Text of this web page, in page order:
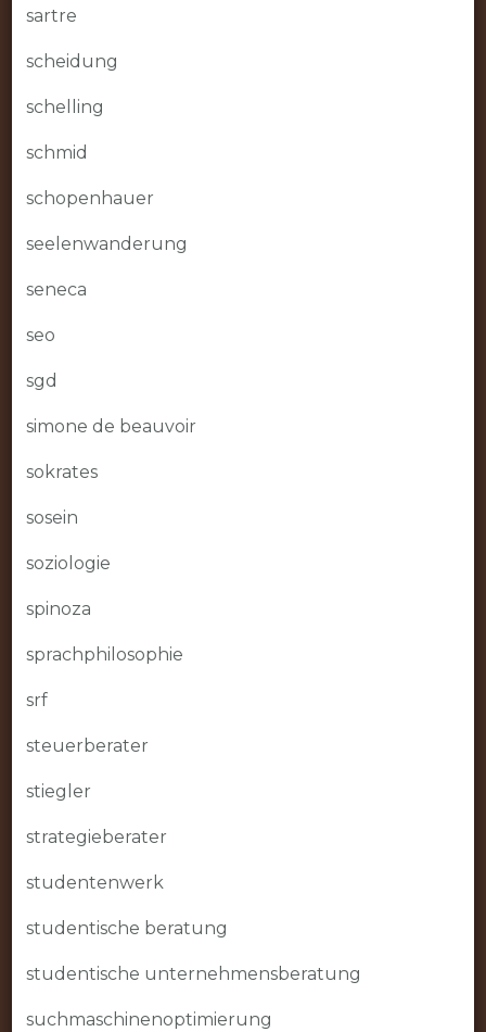
sartre
scheidung
schelling
schmid
schopenhauer
seelenwanderung
seneca
seo
sgd
simone de beauvoir
sokrates
sosein
soziologie
spinoza
sprachphilosophie
srf
steuerberater
stiegler
strategieberater
studentenwerk
studentische beratung
studentische unternehmensberatung
suchmaschinenoptimierung